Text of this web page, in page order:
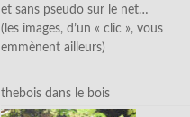
et sans pseudo sur le net…
(les images, d’un « clic », vous
emmènent ailleurs)
thebois dans le bois